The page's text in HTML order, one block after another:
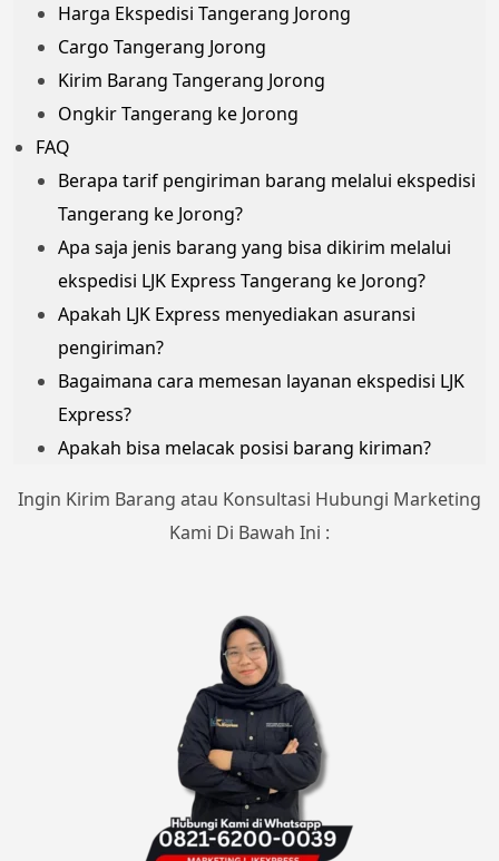
Harga Ekspedisi Tangerang Jorong
Cargo Tangerang Jorong
Kirim Barang Tangerang Jorong
Ongkir Tangerang ke Jorong
FAQ
Berapa tarif pengiriman barang melalui ekspedisi
Tangerang ke Jorong?
Apa saja jenis barang yang bisa dikirim melalui
ekspedisi LJK Express Tangerang ke Jorong?
Apakah LJK Express menyediakan asuransi
pengiriman?
Bagaimana cara memesan layanan ekspedisi LJK
Express?
Apakah bisa melacak posisi barang kiriman?
Ingin Kirim Barang atau Konsultasi Hubungi Marketing
Kami Di Bawah Ini :